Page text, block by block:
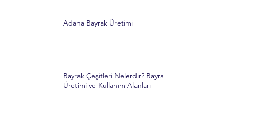
Adana Bayrak Üretimi
Bayrak Çeşitleri Nelerdir? Bayrak
Üretimi ve Kullanım Alanları